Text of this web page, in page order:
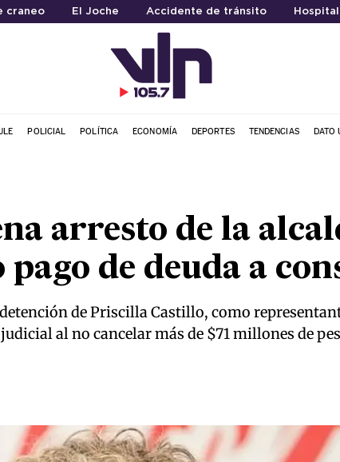
craneo El Joche Accidente de tránsito
POLICIAL POLÍTICA ECONOMÍA DEPORTES TENDENCIAS DATO
arresto de la
de deuda a
de Priscilla Castillo, como
al no cancelar más de $71 millones de